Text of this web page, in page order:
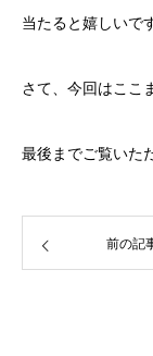
当たると嬉しいで
さて、今回はここ
最後までご覧いた
前の記